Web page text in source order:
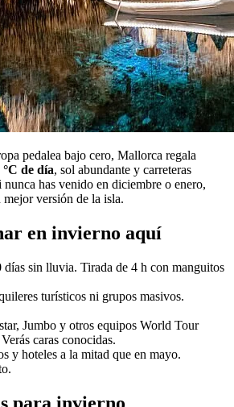
pedalea bajo cero, Mallorca regala
°C de día, sol abundante y carreteras
nunca has venido en diciembre o enero,
mejor versión de la isla.
en invierno aquí
días sin lluvia. Tirada de 4 h con manguitos
turísticos ni grupos masivos.
Jumbo y otros equipos World Tour
caras conocidas.
y hoteles a la mitad que en mayo.
para invierno